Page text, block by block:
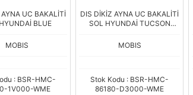
UC BAKALİTİ
BLUE
MOBIS
: BSR-HMC-
1V000-WME
DIS DİKİZ AYNA UC BAKALİTİ
SOL HYUNDAİ TUCSON
MOBIS
Stok Kodu : BSR-HMC-
86180-D3000-WME